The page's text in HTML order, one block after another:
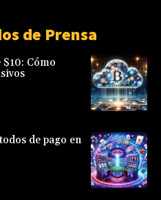
de Prensa
Cómo
de pago en